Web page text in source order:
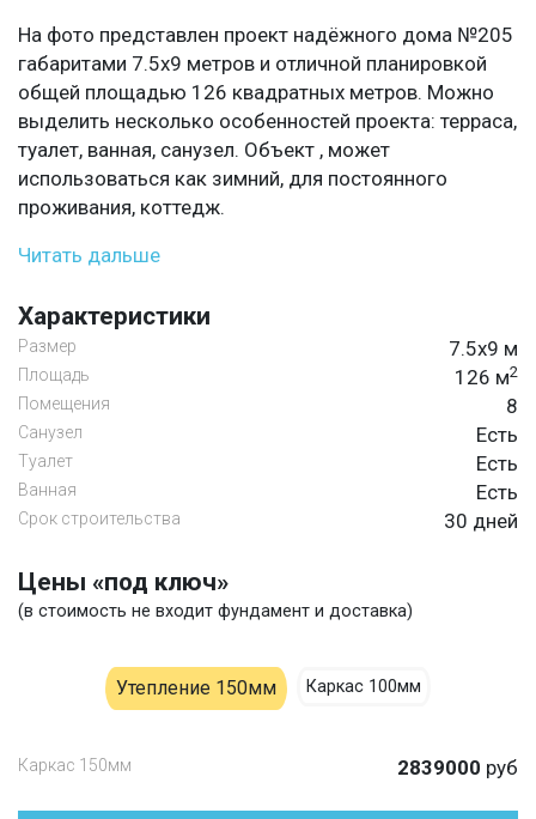
На фото представлен проект надёжного дома №205
габаритами 7.5х9 метров и отличной планировкой
общей площадью 126 квадратных метров. Можно
выделить несколько особенностей проекта: терраса,
туалет, ванная, санузел. Объект , может
использоваться как зимний, для постоянного
проживания, коттедж.
Читать дальше
Характеристики
Размер 7.5х9 м
Площадь 126 м2
Помещения 8
Санузел Есть
Туалет Есть
Ванная Есть
Срок строительства 30 дней
Цены «под ключ»
(в стоимость не входит фундамент и доставка)
Утепление 150мм Каркас 100мм
Каркас 150мм 2839000 руб